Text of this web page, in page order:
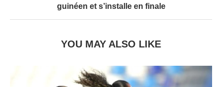
guinéen et s’installe en finale
YOU MAY ALSO LIKE